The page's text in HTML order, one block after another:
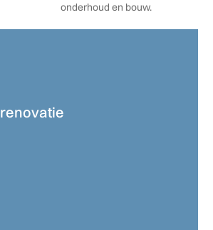
onderhoud en bouw.